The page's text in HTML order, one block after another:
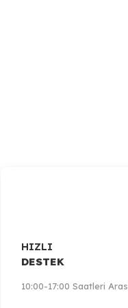
HIZLI
DESTEK
10:00-17:00 Saatleri